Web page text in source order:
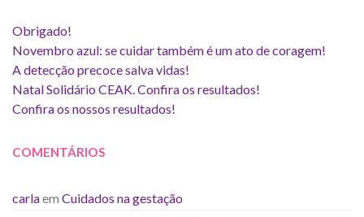
Obrigado!
Novembro azul: se cuidar também é um ato de coragem!
A detecção precoce salva vidas!
Natal Solidário CEAK. Confira os resultados!
Confira os nossos resultados!
COMENTÁRIOS
carlaem Cuidados na gestação